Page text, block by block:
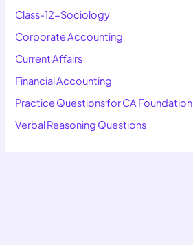
Class-12-Sociology
Corporate Accounting
Current Affairs
Financial Accounting
Practice Questions for CA Foundation
Verbal Reasoning Questions